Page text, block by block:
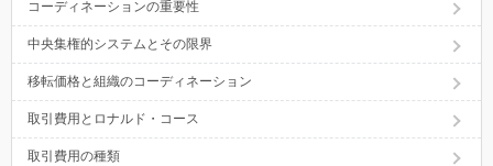
コーディネーションの重要性
中央集権的システムとその限界
移転価格と組織のコーディネーション
取引費用とロナルド・コース
取引費用の種類